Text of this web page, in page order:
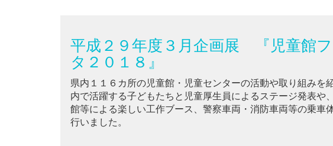
平成２９年度３月企画展 『児童館
タ２０１８』
県内１１６カ所の児童館・児童センターの活動や取り組みを
内で活躍する子どもたちと児童厚生員によるステージ発表や
館等による楽しい工作ブース、警察車両・消防車両等の乗車
行いました。